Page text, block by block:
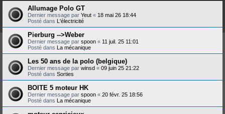
Allumage Polo GT
Dernier message par Yeut « 18 mai 26 18:44
Posté dans L'électricité
Pierburg -->Weber
Dernier message par spoon « 11 juil. 25 11:01
Posté dans La mécanique
Les 50 ans de la polo (belgique)
Dernier message par winsd « 09 juin 25 21:22
Posté dans Sorties
BOITE 5 moteur HK
Dernier message par spoon « 20 févr. 25 18:56
Posté dans La mécanique